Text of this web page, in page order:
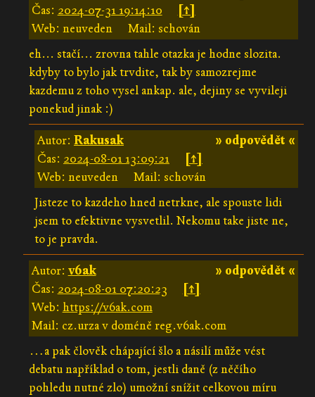
Čas: 2024-07-31 19:14:10
[↑]
Web: neuveden
Mail: schován
eh... stačí... zrovna tahle otazka je hodne slozita.
kdyby to bylo jak trvdite, tak by samozrejme
kazdemu z toho vysel ankap. ale, dejiny se vyvileji
ponekud jinak :)
» odpovědět «
Autor: Rakusak
Čas: 2024-08-01 13:09:21
[↑]
Web: neuveden
Mail: schován
Jisteze to kazdeho hned netrkne, ale spouste lidi
jsem to efektivne vysvetlil. Nekomu take jiste ne,
to je pravda.
» odpovědět «
Autor: v6ak
Čas: 2024-08-01 07:20:23
[↑]
Web: https://v6ak.com
Mail: cz.urza v doméně reg.v6ak.com
…a pak člověk chápající šlo a násilí může vést
debatu například o tom, jestli daně (z něčího
pohledu nutné zlo) umožní snížit celkovou míru